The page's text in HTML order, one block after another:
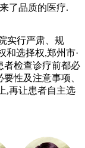
了品质的医疗.
实行严肃、规
和选择权,郑州市·
者检查诊疗前都必
性及注意事项、
,再让患者自主选